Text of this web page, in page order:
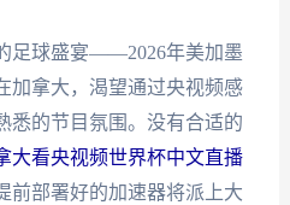
足球盛宴——2026年美加墨
加拿大，渴望通过央视频感
悉的节目氛围。没有合适的
大看央视频世界杯中文直播
前部署好的加速器将派上大